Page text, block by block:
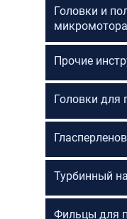
Головки и
микромотора
Прочие
Головки для
Турбинный
Фильцы для